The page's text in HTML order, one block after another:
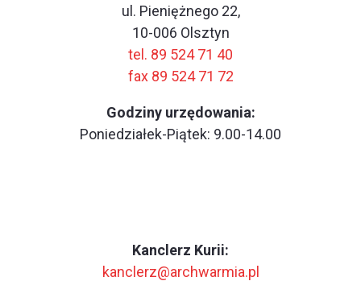
ul. Pieniężnego 22,
10-006 Olsztyn
tel. 89 524 71 40
fax 89 524 71 72
Godziny urzędowania:
Poniedziałek-Piątek: 9.00-14.00
Kanclerz Kurii:
kanclerz@archwarmia.pl